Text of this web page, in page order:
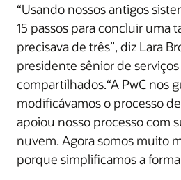
“Usando nossos antigos
15 passos para concluir uma
precisava de três”, diz Lara
presidente sênior de
compartilhados.“A PwC nos
modificávamos o processo
apoiou nosso processo com
nuvem. Agora somos muito
porque simplificamos a